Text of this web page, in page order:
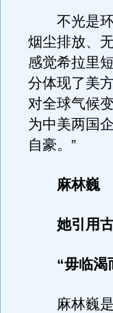
不光是环
烟尘排放、
感觉希拉里
分体现了美
对全球气候
为中美两国
自豪。”
麻林巍
她引用
“毋临渴
麻林巍是